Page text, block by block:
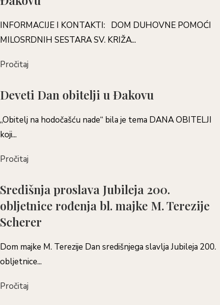
INFORMACIJE I KONTAKTI: DOM DUHOVNE POMOĆI
MILOSRDNIH SESTARA SV. KRIŽA...
Pročitaj
Deveti Dan obitelji u Đakovu
,,Obitelj na hodočašću nade“ bila je tema DANA OBITELJI
koji...
Pročitaj
Središnja proslava Jubileja 200.
obljetnice rođenja bl. majke M. Terezije
Scherer
Dom majke M. Terezije Dan središnjega slavlja Jubileja 200.
obljetnice...
Pročitaj